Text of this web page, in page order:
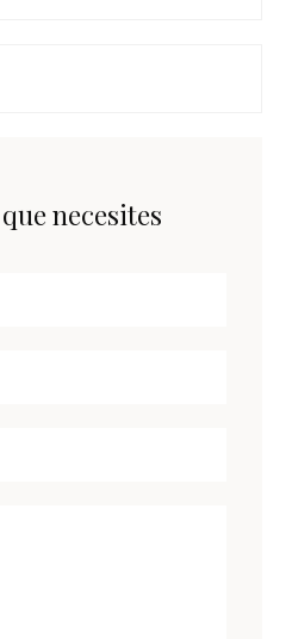
necesites